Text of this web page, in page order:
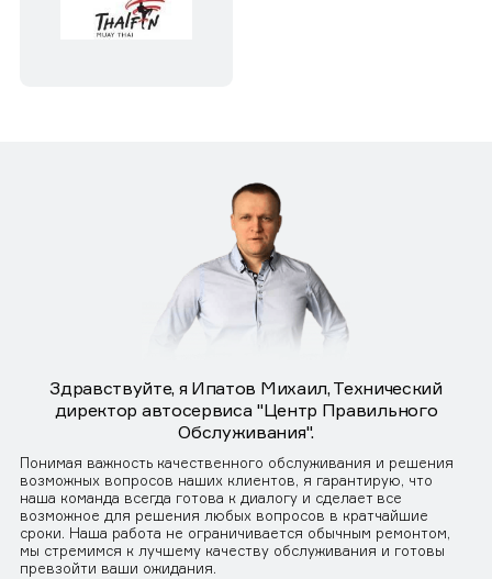
Здравствуйте, я Ипатов Михаил, Технический
директор автосервиса "Центр Правильного
Обслуживания".
Понимая важность качественного обслуживания и решения
возможных вопросов наших клиентов, я гарантирую, что
наша команда всегда готова к диалогу и сделает все
возможное для решения любых вопросов в кратчайшие
сроки. Наша работа не ограничивается обычным ремонтом,
мы стремимся к лучшему качеству обслуживания и готовы
превзойти ваши ожидания.